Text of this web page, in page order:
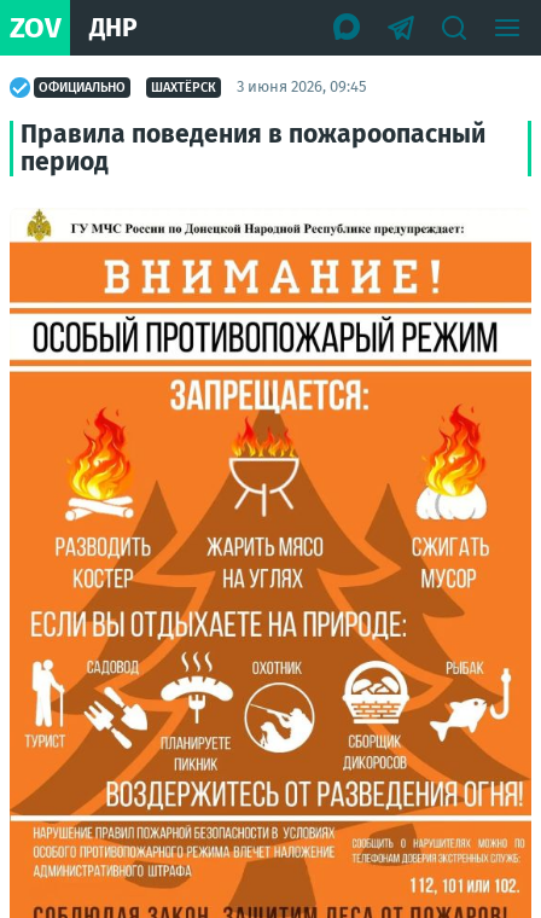
ZOV ДНР
ОФИЦИАЛЬНО ШАХТЁРСК 3 июня 2026, 09:45
Правила поведения в пожароопасный
период